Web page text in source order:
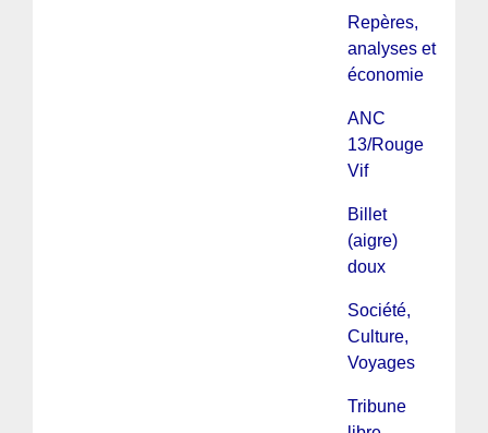
Repères,
analyses et
économie
ANC
13/Rouge
Vif
Billet
(aigre)
doux
Société,
Culture,
Voyages
Tribune